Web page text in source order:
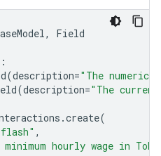
, Field
(description="The
(description="The
.create(
,
hourly wage in